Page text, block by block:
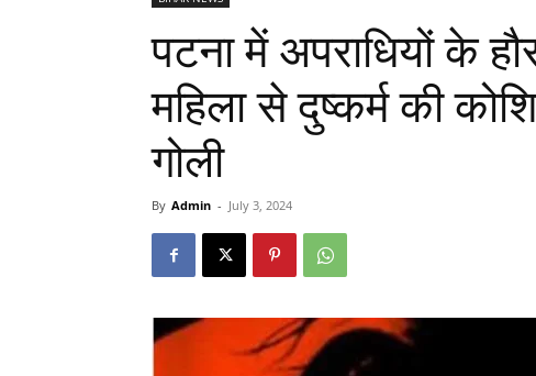
पटना में अपराधियों के
महिला से दुष्कर्म की
गोली
By Admin - July 3, 2024